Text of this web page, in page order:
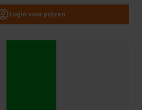
Login voor prijzen